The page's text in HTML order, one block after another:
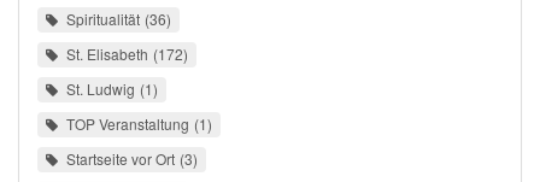
Spiritualität 36
St. Elisabeth 172
St. Ludwig 1
TOP Veranstaltung 1
Startseite vor Ort 3